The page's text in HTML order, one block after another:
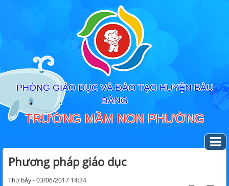
PHÒNG GIÁO DỤC VÀ ĐÀO TẠO HUYỆN BÀU
BÀNG
TRƯỜNG MẦM NON PHƯỜNG
Phương pháp giáo dục
Thứ bảy - 03/06/2017 14:34